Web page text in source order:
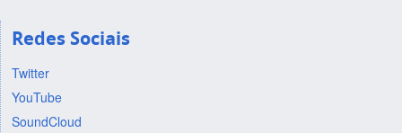
Redes Sociais
Twitter
YouTube
SoundCloud